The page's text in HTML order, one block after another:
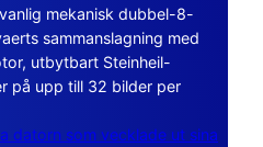
mekanisk dubbel-8-
sammanslagning med
utbytbart Steinheil-
på upp till 32 bilder per
datorn som vecklade ut sina